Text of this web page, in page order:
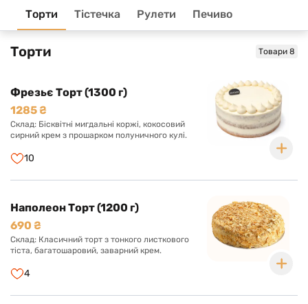
Торти Тістечка Рулети Печиво
На головну
Торти Товари 8
Фрезьє Торт (1300 г)
1285 ₴
Склад: Бісквітні мигдальні коржі, кокосовий
сирний крем з прошарком полуничного кулі.
10
Наполеон Торт (1200 г)
690 ₴
Склад: Класичний торт з тонкого листкового
тіста, багатошаровий, заварний крем.
4